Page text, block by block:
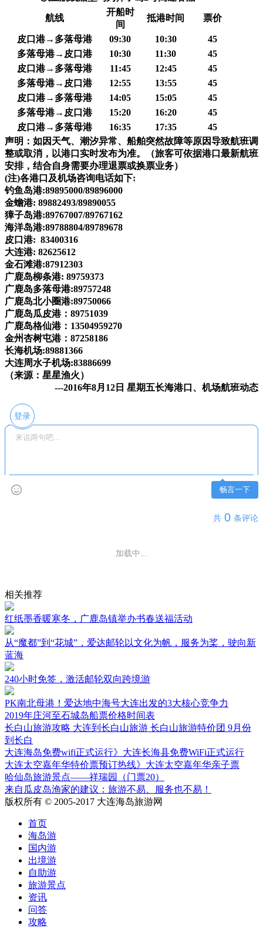
航线
开船时
间
抵港时间 票价
皮口港→多落母港 09:30 10:30
45
多落母港→皮口港
10:30 11:30
45
皮口港→多落母港
11:45 12:45
45
多落母港→皮口港
12:55 13:55
45
皮口港→多落母港
14:05 15:05
45
多落母港→皮口港
15:20 16:20
45
皮口港→多落母港
16:35 17:35
45
声明：如因天气、潮汐异常、船舶突然故障等原因导致航班调
整或取消，以港口实时发布为准。（旅客可依据港口最新航班
安排，结合自身需要办理退票或换票业务）
(注)各港口及机场咨询电话如下:
钓鱼岛港:89895000/89896000
金蟾港: 89882493/89890055
獐子岛港:89767007/89767162
海洋岛港:89788804/89789678
皮口港: 83400316
大连港: 82625612
金石滩港:87912303
广鹿岛柳条港: 89759373
广鹿岛多落母港:89757248
广鹿岛北小圈港:89750066
广鹿岛瓜皮港：89751039
广鹿岛格仙港：13504959270
金州杏树屯港：87258186
长海机场:89881366
大连周水子机场:83886699
（来源：星星渔火）
---2016年8月12日 星期五长海港口、机场航班动态
登录
畅言一下
共 0 条评论
加载中...
相关推荐
红纸墨香暖寒冬，广鹿岛镇举办书春送福活动
从“魔都”到“花城”，爱达邮轮以文化为帆，服务为桨，驶向新
蓝海
240小时免签，激活邮轮双向跨境游
PK南北母港！爱达地中海号大连出发的3大核心竞争力
2019年庄河至石城岛船票价格时间表
长白山旅游攻略 大连到长白山旅游 长白山旅游特价团 9月份
到长白
大连海岛免费wifi正式运行》大连长海县免费WiFi正式运行
大连太空嘉年华特价票预订热线》大连太空嘉年华亲子票
哈仙岛旅游景点——祥瑞园（门票20）
来自瓜皮岛渔家的建议：旅游不易、服务也不易！
版权所有 © 2005-2017 大连海岛旅游网
首页
海岛游
国内游
出境游
自助游
旅游景点
资讯
问答
攻略